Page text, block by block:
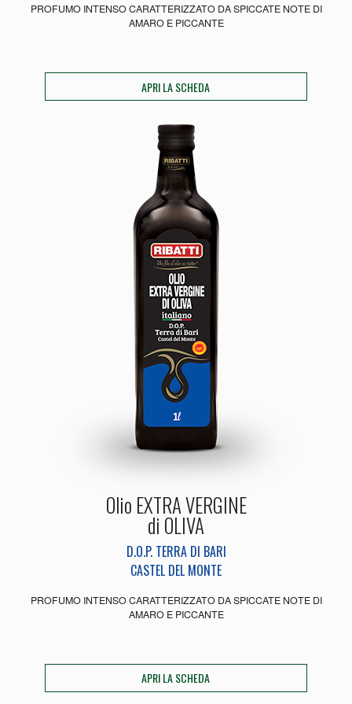
PROFUMO INTENSO CARATTERIZZATO DA SPICCATE NOTE DI
AMARO E PICCANTE
APRI LA SCHEDA
Olio EXTRA VERGINE
di OLIVA
D.O.P. TERRA DI BARI
CASTEL DEL MONTE
PROFUMO INTENSO CARATTERIZZATO DA SPICCATE NOTE DI
AMARO E PICCANTE
APRI LA SCHEDA